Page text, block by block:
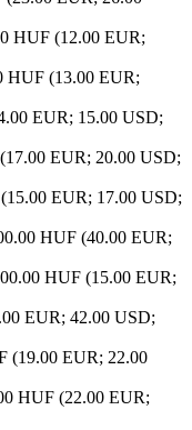
HUF (12.00 EUR;
HUF (13.00 EUR;
EUR; 15.00 USD;
EUR; 20.00 USD;
EUR; 17.00 USD;
HUF (40.00 EUR;
HUF (15.00 EUR;
EUR; 42.00 USD;
(19.00 EUR; 22.00
HUF (22.00 EUR;